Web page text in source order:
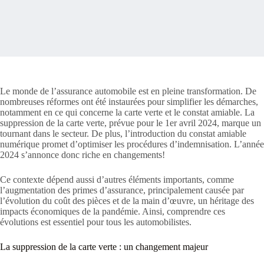
Le monde de l’assurance automobile est en pleine transformation. De
nombreuses réformes ont été instaurées pour simplifier les démarches,
notamment en ce qui concerne la carte verte et le constat amiable. La
suppression de la carte verte, prévue pour le 1er avril 2024, marque un
tournant dans le secteur. De plus, l’introduction du constat amiable
numérique promet d’optimiser les procédures d’indemnisation. L’année
2024 s’annonce donc riche en changements!
Ce contexte dépend aussi d’autres éléments importants, comme
l’augmentation des primes d’assurance, principalement causée par
l’évolution du coût des pièces et de la main d’œuvre, un héritage des
impacts économiques de la pandémie. Ainsi, comprendre ces
évolutions est essentiel pour tous les automobilistes.
La suppression de la carte verte : un changement majeur